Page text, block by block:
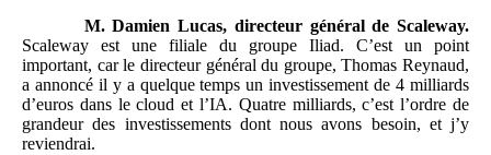
M. Damien Lucas, directeur général de Scaleway.
Scaleway est une filiale du groupe Iliad. C’est un point
important, car le directeur général du groupe, Thomas Reynaud,
a annoncé il y a quelque temps un investissement de 4 milliards
d’euros dans le cloud et l’IA. Quatre milliards, c’est l’ordre de
grandeur des investissements dont nous avons besoin, et j’y
reviendrai.